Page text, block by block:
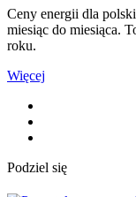
Ceny energii dla
miesiąc do miesiąca.
roku.
Więcej
Podziel się